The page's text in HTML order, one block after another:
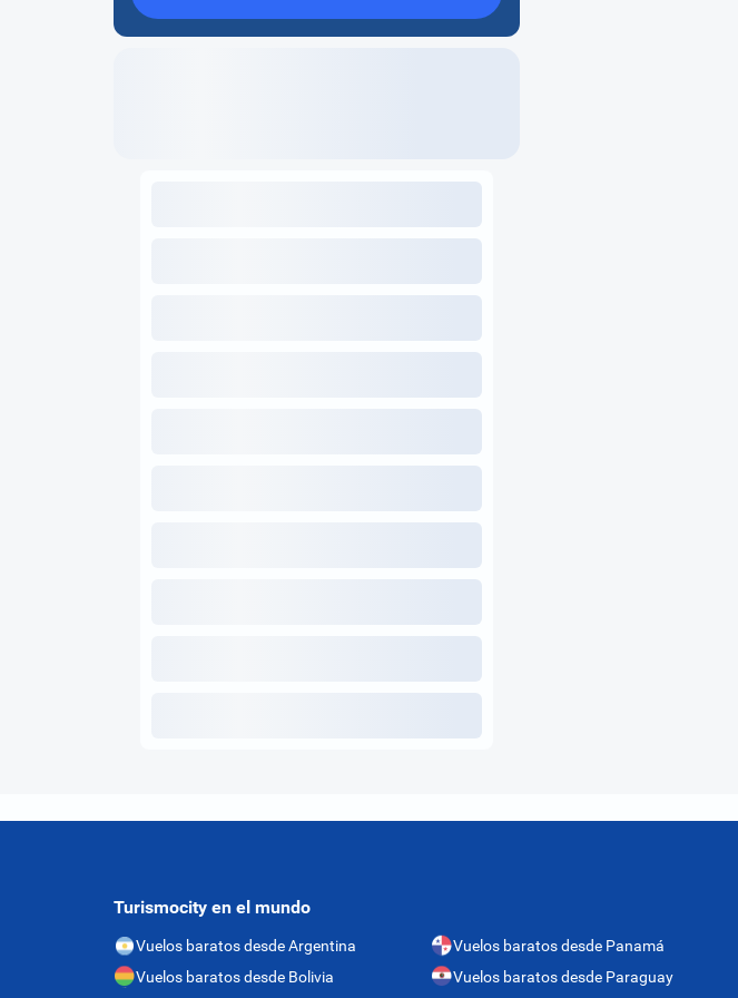
Turismocity en el mundo
Vuelos baratos desde Argentina
Vuelos baratos desde Bolivia
Vuelos baratos desde Panamá
Vuelos baratos desde Paraguay